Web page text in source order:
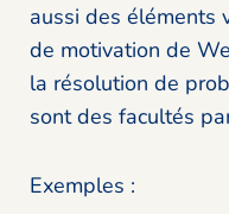
aussi des éléments
de motivation de
la résolution de
sont des facultés
Exemples :